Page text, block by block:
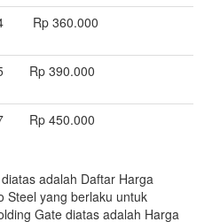
Rp 360.000
Rp 390.000
Rp 450.000
adalah Daftar Harga
Steel yang berlaku untuk
Gate diatas adalah Harga